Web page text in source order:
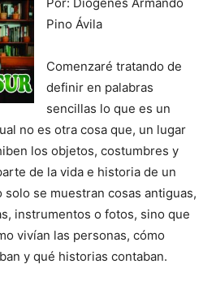
Pino Ávila
Comenzaré tratando de
definir en palabras
sencillas lo que es un
no es otra cosa que, un lugar
los objetos, costumbres y
de la vida e historia de un
se muestran cosas antiguas,
instrumentos o fotos, sino que
vivían las personas, cómo
y qué historias contaban.